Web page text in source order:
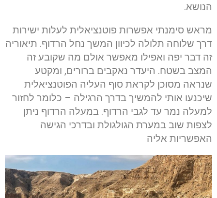
הנושא.
מראש סימנתי אפשרות פוטנציאלית לעלות ישירות
דרך שלוחה תלולה לכיוון המשך נחל הרדוף. תיאוריה
זה דבר יפה ואפילו מאפשר אולם מה שקובע זה
המצב בשטח. היעדר נאקבים ברורים, ומקטע
שנראה מסוכן לקראת סוף העליה הפוטנציאלית
שיכנעו אותי להמשיך בדרך הרגילה – כלומר לחזור
למעלה נמר עד לגבי הרדוף. במעלה הרדוף ניתן
לצפות שוב במערת הגולגולת ובדרכי הגישה
האפשריות אליה